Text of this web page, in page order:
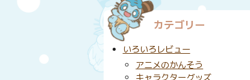
カテゴリー
いろいろレビュー
アニメのかんそう
キャラクターグッズ